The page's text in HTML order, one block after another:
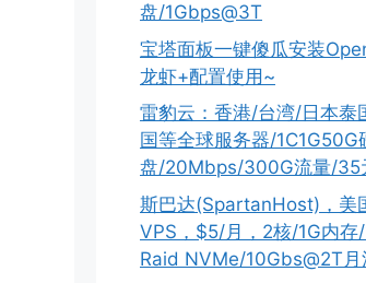
盘/1Gbps@3T
宝塔面板一键傻瓜安装
龙虾+配置使用~
雷豹云：香港/台湾/日本泰
国等全球服务器/1C1G50G
盘/20Mbps/300G流量/35
斯巴达(SpartanHost)，美
VPS，$5/月，2核/1G内存
Raid NVMe/10Gbs@2T月